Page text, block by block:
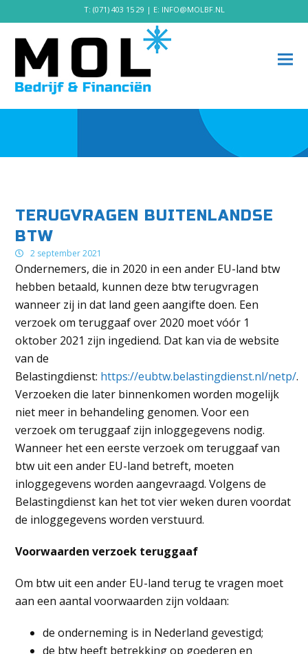
T: (071) 403 15 29 | E: INFO@MOLBF.NL
TERUGVRAGEN BUITENLANDSE
BTW
2 september 2021
Ondernemers, die in 2020 in een ander EU-land btw
hebben betaald, kunnen deze btw terugvragen
wanneer zij in dat land geen aangifte doen. Een
verzoek om teruggaaf over 2020 moet vóór 1
oktober 2021 zijn ingediend. Dat kan via de website
van de
Belastingdienst: https://eubtw.belastingdienst.nl/netp/.
Verzoeken die later binnenkomen worden mogelijk
niet meer in behandeling genomen. Voor een
verzoek om teruggaaf zijn inloggegevens nodig.
Wanneer het een eerste verzoek om teruggaaf van
btw uit een ander EU-land betreft, moeten
inloggegevens worden aangevraagd. Volgens de
Belastingdienst kan het tot vier weken duren voordat
de inloggegevens worden verstuurd.
Voorwaarden verzoek teruggaaf
Om btw uit een ander EU-land terug te vragen moet
aan een aantal voorwaarden zijn voldaan:
de onderneming is in Nederland gevestigd;
de btw heeft betrekking op goederen en